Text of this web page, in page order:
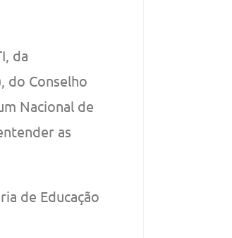
da
do Conselho
Nacional de
as
de Educação